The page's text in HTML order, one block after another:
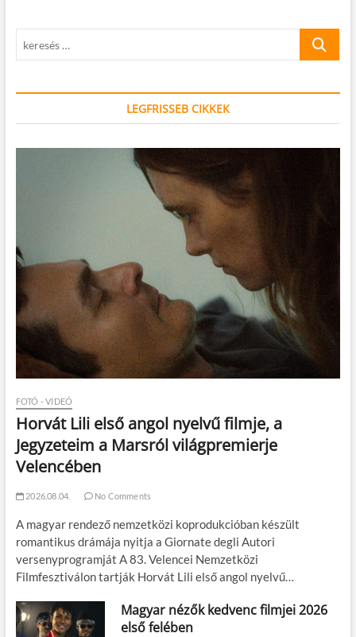
keresés
LEGFRISSEB CIKKEK
FOTÓ - VIDEÓ
Horvát Lili első angol nyelvű filmje, a
Jegyzeteim a Marsról világpremierje
Velencében
2026.08.04. No Comments
A magyar rendező nemzetközi koprodukcióban készült
romantikus drámája nyitja a Giornate degli Autori
versenyprogramját A 83. Velencei Nemzetközi
Filmfesztiválon tartják Horvát Lili első angol nyelvű…
Magyar nézők kedvenc filmjei 2026
első felében